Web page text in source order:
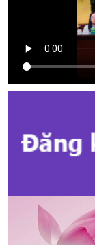
Kế hoạch Tổ